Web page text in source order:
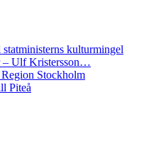
kulturmingel
– Ulf Kristersson…
Stockholm
Piteå